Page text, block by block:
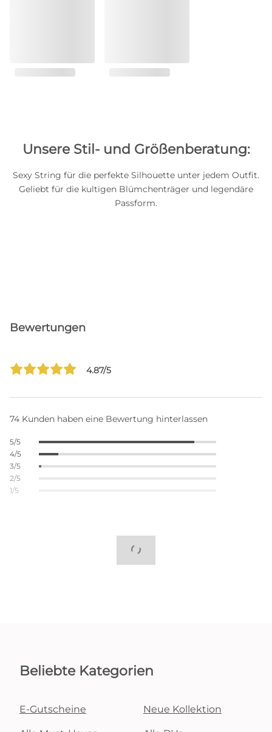
Unsere Stil- und Größenberatung:
Sexy String für die perfekte Silhouette unter jedem Outfit.
Geliebt für die kultigen Blümchenträger und legendäre
Passform.
Bewertungen
4.87/5
74 Kunden haben eine Bewertung hinterlassen
5/5
4/5
3/5
2/5
1/5
Beliebte Kategorien
E-Gutscheine Neue Kollektion